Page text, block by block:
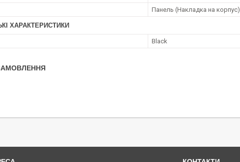
Панель (Накладка на корпус)
ХАРАКТЕРИСТИКИ
Black